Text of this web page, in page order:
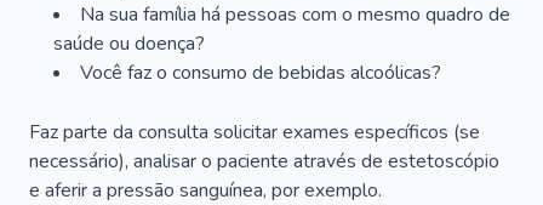
Na sua família há pessoas com o mesmo quadro de
saúde ou doença?
Você faz o consumo de bebidas alcoólicas?
Faz parte da consulta solicitar exames específicos (se
necessário), analisar o paciente através de estetoscópio
e aferir a pressão sanguínea, por exemplo.